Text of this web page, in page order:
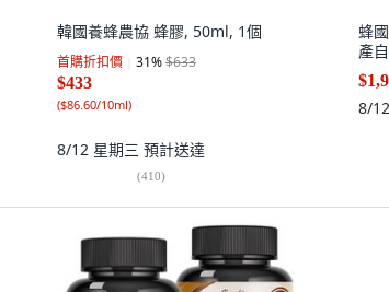
韓國養蜂農協 蜂膠, 50ml, 1個
首購折扣價 31%$633
$433
($86.60/10ml)
8/12 星期三 預計送達
(410)
蜂
產
8/